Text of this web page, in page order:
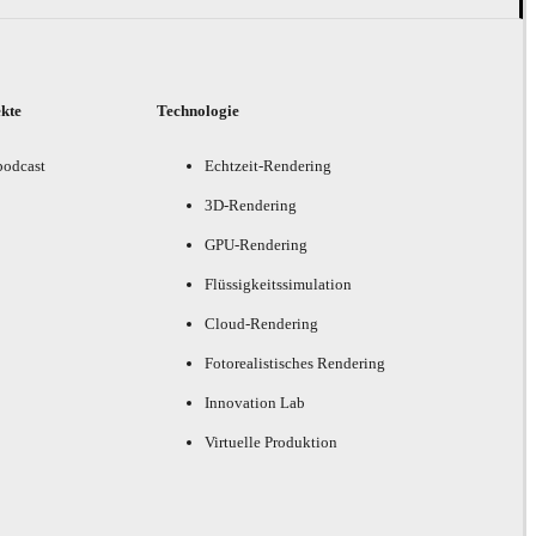
Technologie
Echtzeit-Rendering
3D-Rendering
GPU-Rendering
Flüssigkeitssimulation
Cloud-Rendering
Fotorealistisches Rendering
Innovation Lab
Virtuelle Produktion